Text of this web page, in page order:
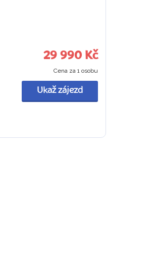
29 990 Kč
Cena za 1 osobu
Ukaž zájezd